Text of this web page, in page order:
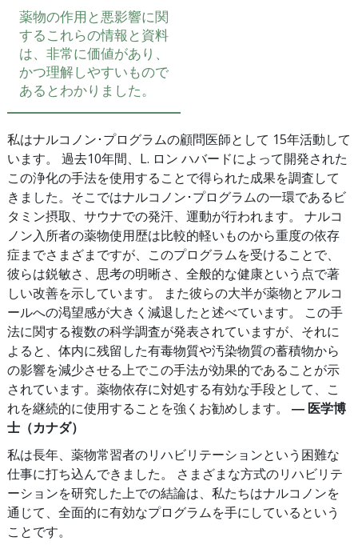
薬物の作用と悪影響に関
するこれらの情報と資料
は、非常に価値があり、
かつ理解しやすいもので
あるとわかりました。
私はナルコノン･プログラムの顧問医師として 15年活動して
います。 過去10年間、L. ロン ハバードによって開発された
この浄化の手法を使用することで得られた成果を調査して
きました。そこではナルコノン･プログラムの一環であるビ
タミン摂取、サウナでの発汗、運動が行われます。 ナルコ
ノン入所者の薬物使用歴は比較的軽いものから重度の依存
症までさまざまですが、このプログラムを受けることで、
彼らは鋭敏さ、思考の明晰さ、全般的な健康という点で著
しい改善を示しています。 また彼らの大半が薬物とアルコ
ールへの渇望感が大きく減退したと述べています。 この手
法に関する複数の科学調査が発表されていますが、それに
よると、体内に残留した有毒物質や汚染物質の蓄積物から
の影響を減少させる上でこの手法が効果的であることが示
されています。薬物依存に対処する有効な手段として、こ
れを継続的に使用することを強くお勧めします。 ― 医学博
士（カナダ）
私は長年、薬物常習者のリハビリテーションという困難な
仕事に打ち込んできました。 さまざまな方式のリハビリテ
ーションを研究した上での結論は、私たちはナルコノンを
通じて、全面的に有効なプログラムを手にしているという
ことです。